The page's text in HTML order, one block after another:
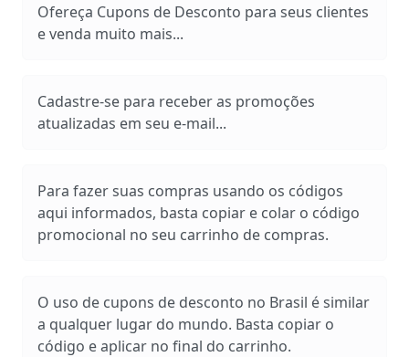
Ofereça Cupons de Desconto para seus clientes
e venda muito mais...
Cadastre-se para receber as promoções
atualizadas em seu e-mail...
Para fazer suas compras usando os códigos
aqui informados, basta copiar e colar o código
promocional no seu carrinho de compras.
O uso de cupons de desconto no Brasil é similar
a qualquer lugar do mundo. Basta copiar o
código e aplicar no final do carrinho.